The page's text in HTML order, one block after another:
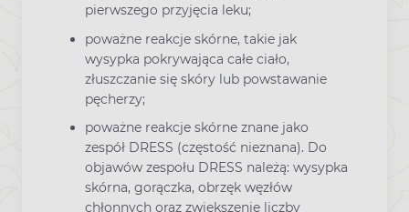
pierwszego przyjęcia leku;
poważne reakcje skórne, takie jak
wysypka pokrywająca całe ciało,
złuszczanie się skóry lub powstawanie
pęcherzy;
poważne reakcje skórne znane jako
zespół DRESS (częstość nieznana). Do
objawów zespołu DRESS należą: wysypka
skórna, gorączka, obrzęk węzłów
chłonnych oraz zwiększenie liczby